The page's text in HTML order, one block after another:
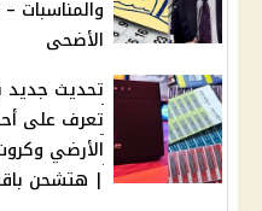
والمناسبات
الأضحى
تحديث جديد
تعرف على
| هتشحن